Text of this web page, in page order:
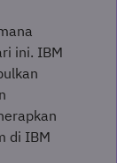
ini. IBM
di IBM